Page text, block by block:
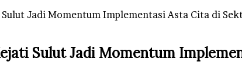
Sulut Jadi Momentum Implementasi Asta Cita di
Sulut Jadi Momentum